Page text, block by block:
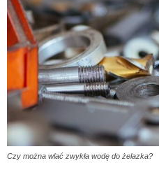
Czy można wlać zwykła wodę do żelazka?